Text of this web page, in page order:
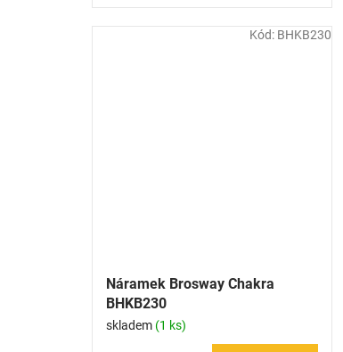
Náramek Brosway Chakra
BHKB230
skladem (1 ks)
Kód: BHKB230